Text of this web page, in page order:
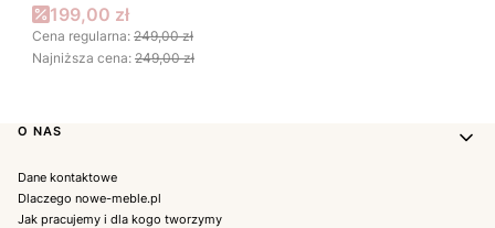
Cena promocyjna
199,00 zł
Cena regularna: 249,00 zł
Najniższa cena: 249,00 zł
Linki w stopce
O NAS
Dane kontaktowe
Dlaczego nowe-meble.pl
Jak pracujemy i dla kogo tworzymy